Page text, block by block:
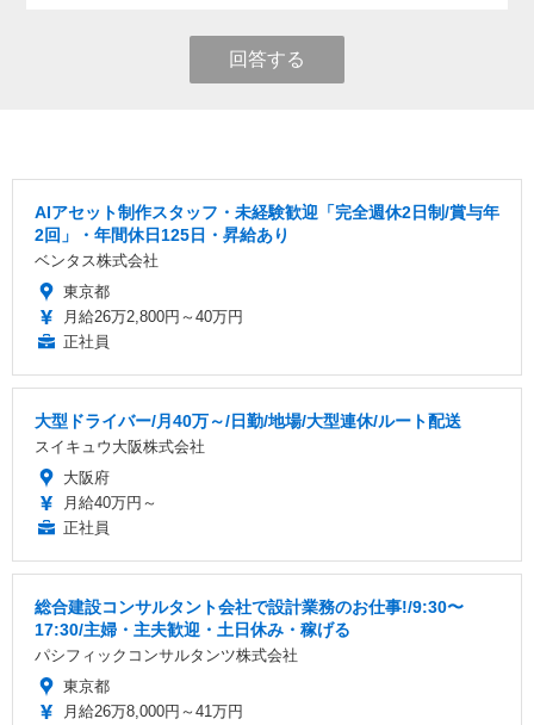
回答する
AIアセット制作スタッフ・未経験歓迎「完全週休2日制/賞与年
2回」・年間休日125日・昇給あり
ベンタス株式会社
東京都
月給26万2,800円～40万円
正社員
大型ドライバー/月40万～/日勤/地場/大型連休/ルート配送
スイキュウ大阪株式会社
大阪府
月給40万円～
正社員
総合建設コンサルタント会社で設計業務のお仕事!/9:30〜
17:30/主婦・主夫歓迎・土日休み・稼げる
パシフィックコンサルタンツ株式会社
東京都
月給26万8,000円～41万円